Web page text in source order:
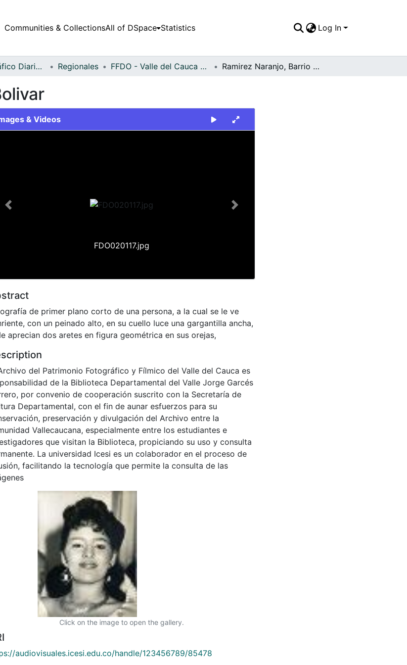
Communities & CollectionsAll of DSpace Statistics Log In
Fondo Fotográfico Diario Occidente Regionales FFDO - Valle del Cauca - Patrimonial Ramirez Naranjo, Barrio Bolivar
& Videos
FDO020117.jpg
Previous Next
de primer plano corto de una persona, a la cual se le ve
con un peinado alto, en su cuello luce una gargantilla ancha,
aprecian dos aretes en figura geométrica en sus orejas,
del Patrimonio Fotográfico y Fílmico del Valle del Cauca es
de la Biblioteca Departamental del Valle Jorge Garcés
por convenio de cooperación suscrito con la Secretaría de
Departamental, con el fin de aunar esfuerzos para su
preservación y divulgación del Archivo entre la
Vallecaucana, especialmente entre los estudiantes e
que visitan la Biblioteca, propiciando su uso y consulta
La universidad Icesi es un colaborador en el proceso de
facilitando la tecnología que permite la consulta de las
Click on the image to open the gallery.
audiovisuales.icesi.edu.co/handle/123456789/85478